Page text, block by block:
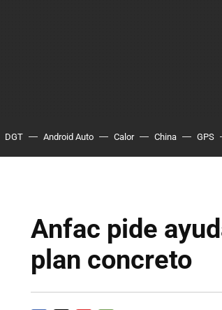
DGT Android Auto Calor China GPS
Anfac pide
plan concreto